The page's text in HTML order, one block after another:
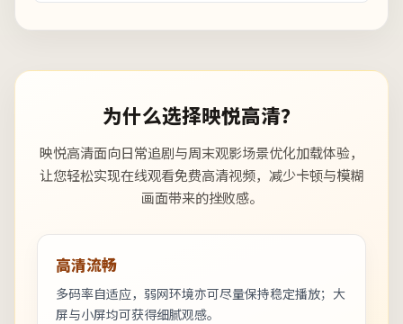
为什么选择映悦高清？
映悦高清面向日常追剧与周末观影场景优化加载体验，
让您轻松实现在线观看免费高清视频，减少卡顿与模糊
画面带来的挫败感。
高清流畅
多码率自适应，弱网环境亦可尽量保持稳定播放；大
屏与小屏均可获得细腻观感。